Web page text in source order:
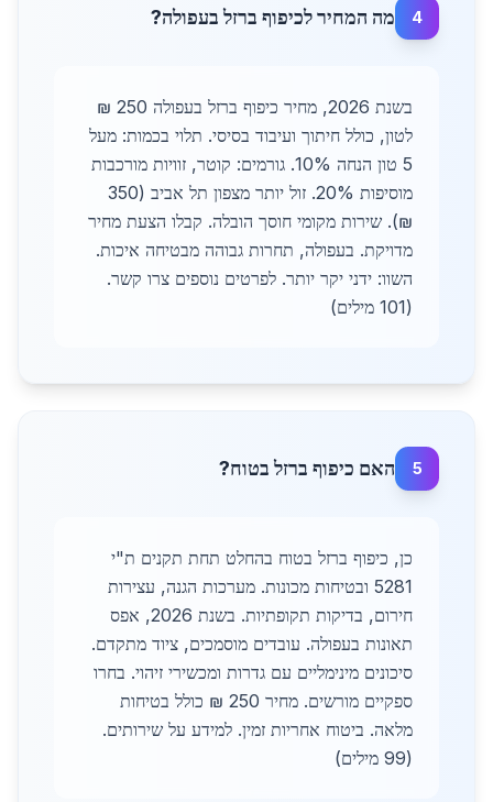
4 מה המחיר לכיפוף ברזל בעפולה?
בשנת 2026, מחיר כיפוף ברזל בעפולה 250 ₪
לטון, כולל חיתוך ועיבוד בסיסי. תלוי בכמות: מעל
5 טון הנחה 10%. גורמים: קוטר, זוויות מורכבות
מוסיפות 20%. זול יותר מצפון תל אביב (350
₪). שירות מקומי חוסך הובלה. קבלו הצעת מחיר
מדויקת. בעפולה, תחרות גבוהה מבטיחה איכות.
השוו: ידני יקר יותר. לפרטים נוספים צרו קשר.
(101 מילים)
5 האם כיפוף ברזל בטוח?
כן, כיפוף ברזל בטוח בהחלט תחת תקנים ת"י
5281 ובטיחות מכונות. מערכות הגנה, עצירות
חירום, בדיקות תקופתיות. בשנת 2026, אפס
תאונות בעפולה. עובדים מוסמכים, ציוד מתקדם.
סיכונים מינימליים עם גדרות ומכשירי זיהוי. בחרו
ספקיים מורשים. מחיר 250 ₪ כולל בטיחות
מלאה. ביטוח אחריות זמין. למידע על שירותים.
(99 מילים)